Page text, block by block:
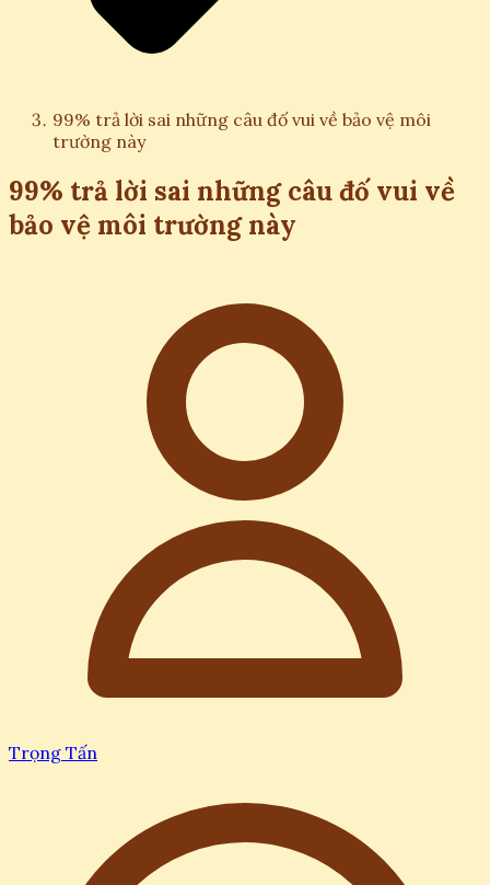
99% trả lời sai những câu đố vui về bảo vệ môi
trường này
99% trả lời sai những câu đố vui về
bảo vệ môi trường này
Trọng Tấn